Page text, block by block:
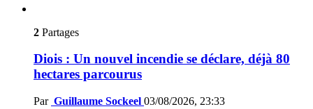
2 Partages
Diois : Un nouvel incendie se déclare, déjà 80
hectares parcourus
Par Guillaume Sockeel 03/08/2026, 23:33